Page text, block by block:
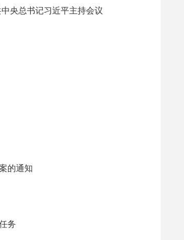
央总书记习近平主持会议
的通知
务